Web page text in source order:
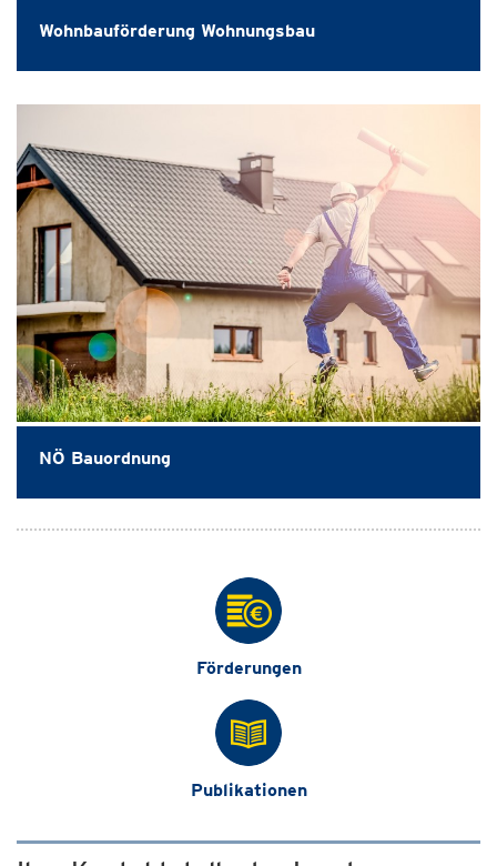
Wohnbauförderung Wohnungsbau
NÖ Bauordnung
Förderungen
Publikationen